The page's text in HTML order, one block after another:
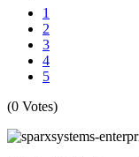
1
2
3
4
5
(0 Votes)